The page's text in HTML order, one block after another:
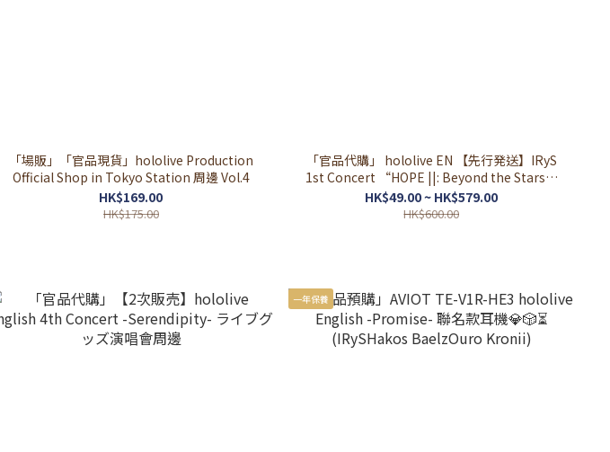
「場販」「官品現貨」hololive Production
Official Shop in Tokyo Station 周邊 Vol.4
HK$169.00
HK$175.00
「官品代購」 hololive EN 【先行発送】IRyS
1st Concert “HOPE ||: Beyond the Stars”
ライブグッズ演唱會周邊 💎
HK$49.00 ~ HK$579.00
HK$600.00
一年保養